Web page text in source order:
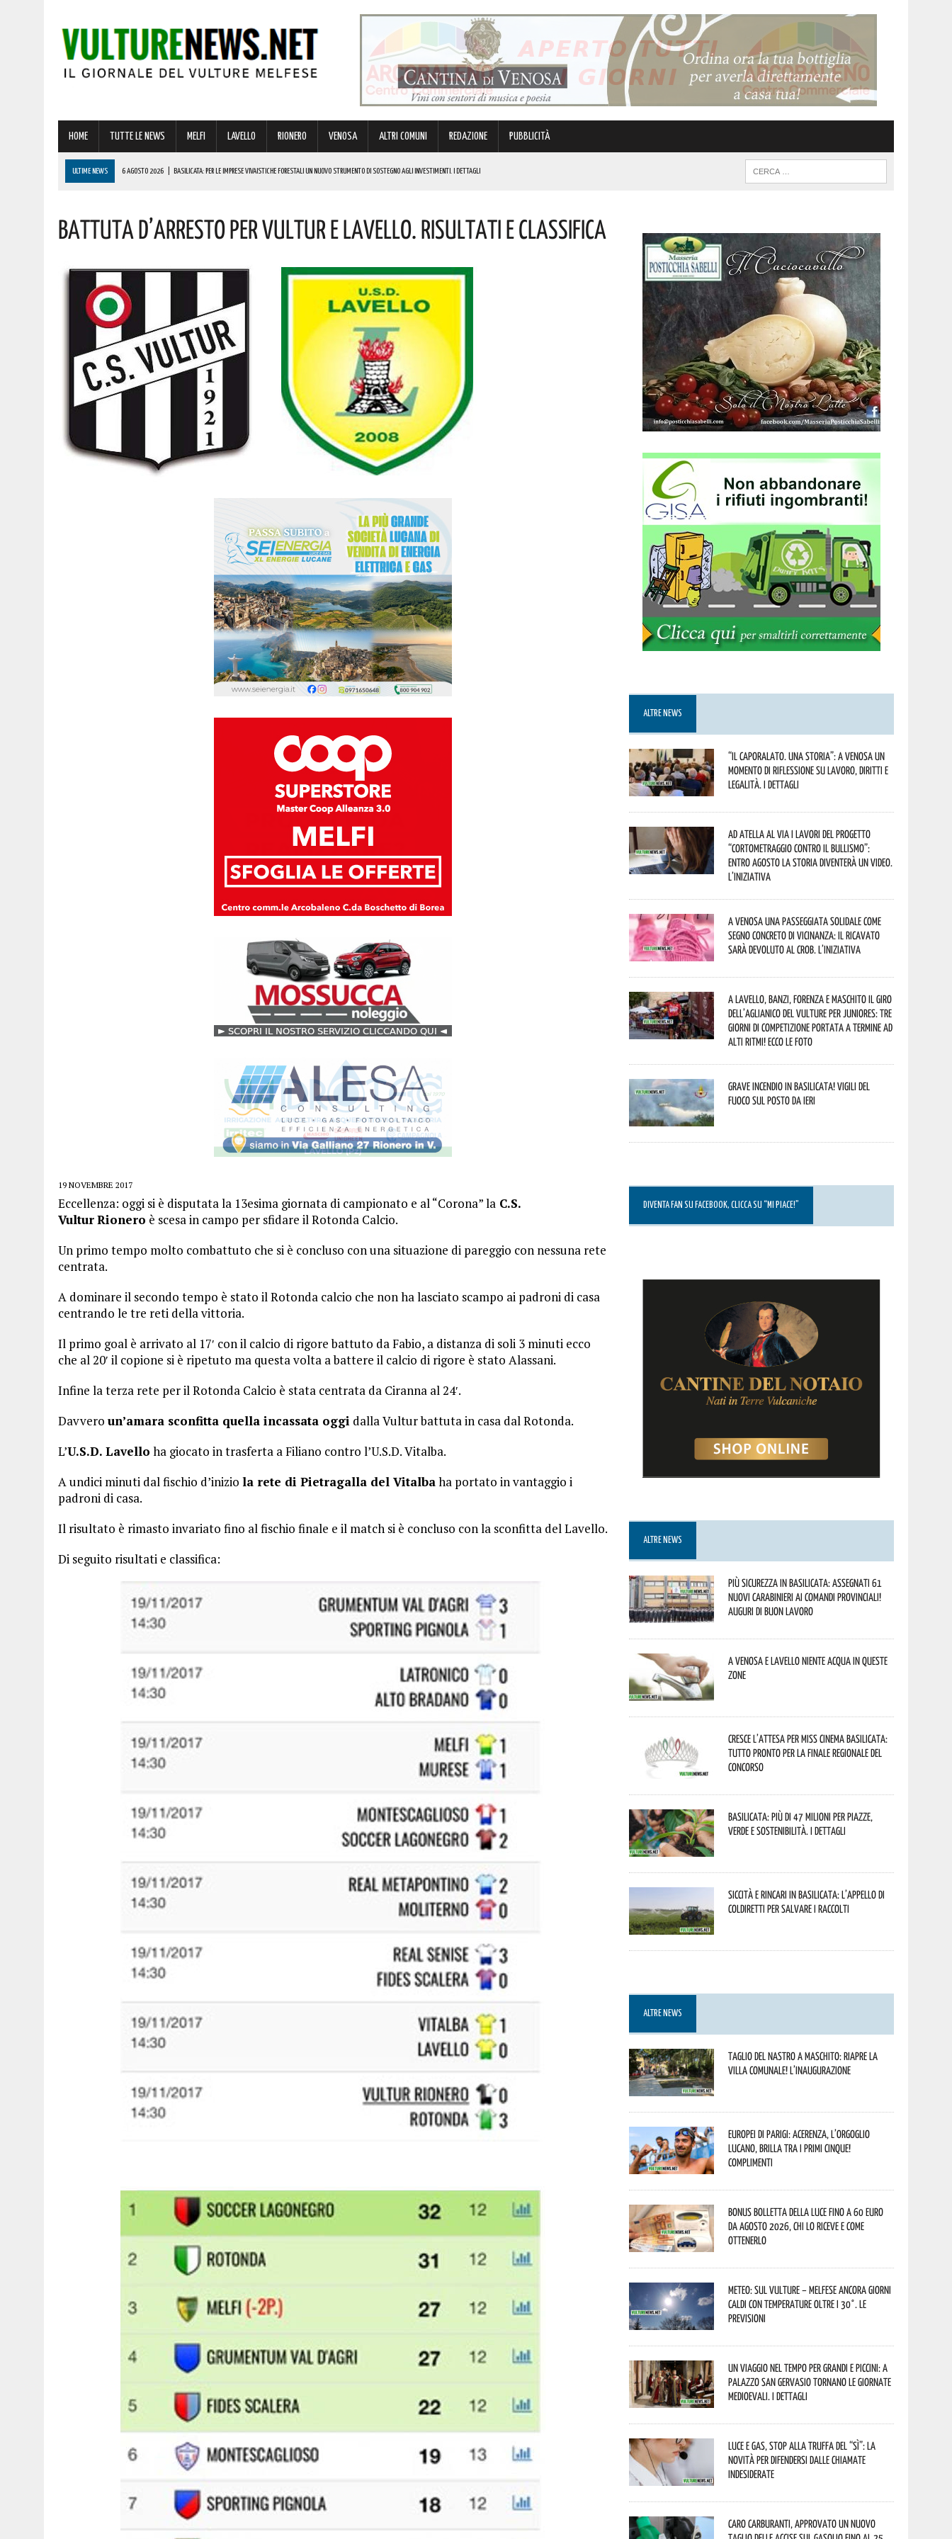
HOME TUTTE LE NEWS MELFI LAVELLO RIONERO VENOSA ALTRI COMUNI REDAZIONE PUBBLICITÀ
ULTIME NEWS 6 AGOSTO 2026 BASILICATA: PER LE IMPRESE VIVAISTICHE FORESTALI UN NUOVO STRUMENTO DI SOSTEGNO AGLI INVESTIMENTI. I DETTAGLI
BONUS ASSUNZIONE PER MADRI DI ALMENO TRE FIGLI: ECCO I REQUISITI
6 AGOSTO 2026 | LUCE E GAS, PREZZI IN AUMENTO A LUGLIO: ECCO L’IMPATTO SULLE BOLLETTE E I COSTI ATTESI
BATTUTA D’ARRESTO PER VULTUR E LAVELLO. RISULTATI E CLASSIFICA
19 NOVEMBRE 2017
Eccellenza: oggi si è disputata la 13esima giornata di campionato e al “Corona” la C.S.
VulturRionero è scesa in campo per sfidare il Rotonda Calcio.
Un primo tempo molto combattuto che si è concluso con una situazione di pareggio con nessuna rete
centrata.
A dominare il secondo tempo è stato il Rotonda calcio che non ha lasciato scampo ai padroni di casa
centrando le tre reti della vittoria.
Il primo goal è arrivato al 17′ con il calcio di rigore battuto da Fabio, a distanza di soli 3 minuti ecco
che al 20′ il copione si è ripetuto ma questa volta a battere il calcio di rigore è stato Alassani.
Infine la terza rete per il Rotonda Calcio è stata centrata da Ciranna al 24′.
Davvero un’amara sconfitta quella incassata oggi dalla Vultur battuta in casa dal Rotonda.
L’U.S.D. Lavello ha giocato in trasferta a Filiano contro l’U.S.D. Vitalba.
A undici minuti dal fischio d’inizio la rete di Pietragalla del Vitalbaha portato in vantaggio i
padroni di casa.
Il risultato è rimasto invariato fino al fischio finale e il match si è concluso con la sconfitta del Lavello.
Di seguito risultati e classifica:
ALTRE NEWS
“Il caporalato. Una storia”: a Venosa un
momento di riflessione su lavoro, diritti e
legalità. I dettagli
Ad Atella al via i lavori del progetto
“Cortometraggio contro il bullismo”:
entro agosto la storia diventerà un video.
L’iniziativa
A Venosa una passeggiata solidale come
segno concreto di vicinanza: il ricavato
sarà devoluto al CROB. L’iniziativa
A Lavello, Banzi, Forenza e Maschito il Giro
dell’Aglianico del Vulture per juniores: tre
giorni di competizione portata a termine ad
alti ritmi! Ecco le foto
Grave incendio in Basilicata! Vigili del
fuoco sul posto da ieri
DIVENTA FAN SU FACEBOOK, CLICCA SU “MI PIACE!”
ALTRE NEWS
Più sicurezza in Basilicata: assegnati 61
nuovi Carabinieri ai Comandi provinciali!
Auguri di buon lavoro
A Venosa e Lavello niente acqua in queste
zone
Cresce l’attesa per Miss Cinema Basilicata:
tutto pronto per la finale regionale del
concorso
Basilicata: più di 47 milioni per piazze,
verde e sostenibilità. I dettagli
Siccità e rincari in Basilicata: l’appello di
Coldiretti per salvare i raccolti
ALTRE NEWS
Taglio del nastro a Maschito: riapre la
Villa Comunale! L’inaugurazione
Europei di Parigi: Acerenza, l’orgoglio
lucano, brilla tra i primi cinque!
Complimenti
Bonus bolletta della luce fino a 60 euro
da agosto 2026, chi lo riceve e come
ottenerlo
Meteo: sul Vulture – melfese ancora giorni
caldi con temperature oltre i 30°. Le
previsioni
Un viaggio nel tempo per grandi e piccini: a
Palazzo San Gervasio tornano le Giornate
Medioevali. I dettagli
Luce e gas, stop alla truffa del “Sì”: la
novità per difendersi dalle chiamate
indesiderate
Caro carburanti, approvato un nuovo